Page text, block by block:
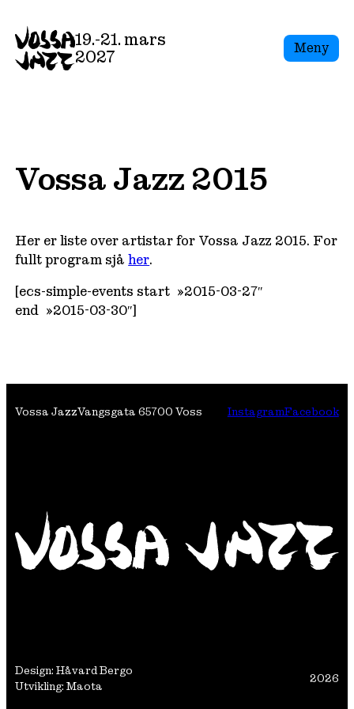
to
content
19.-21. mars
2027
Meny
Vossa Jazz 2015
Her er liste over artistar for Vossa Jazz 2015. For
fullt program sjåher.
[ecs-simple-events start=»2015-03-27″
end=»2015-03-30″]
Vossa JazzVangsgata 65700 Voss InstagramFacebook
Design: Håvard Bergo
Utvikling: Maota
2026